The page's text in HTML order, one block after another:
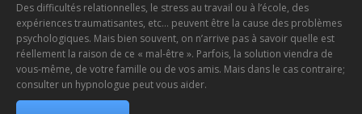
Des difficultés relationnelles, le stress au travail ou à l’école, des
expériences traumatisantes, etc… peuvent être la cause des problèmes
psychologiques. Mais bien souvent, on n’arrive pas à savoir quelle est
réellement la raison de ce « mal-être ». Parfois, la solution viendra de
vous-même, de votre famille ou de vos amis. Mais dans le cas contraire;
consulter un hypnologue peut vous aider.